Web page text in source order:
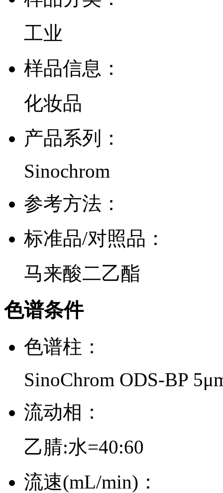
工业
样品信息：
化妆品
产品系列：
Sinochrom
参考方法：
标准品/对照品：
马来酸二乙酯
色谱条件
色谱柱：
SinoChrom ODS-BP
流动相：
乙腈:水=40:60
流速(mL/min)：